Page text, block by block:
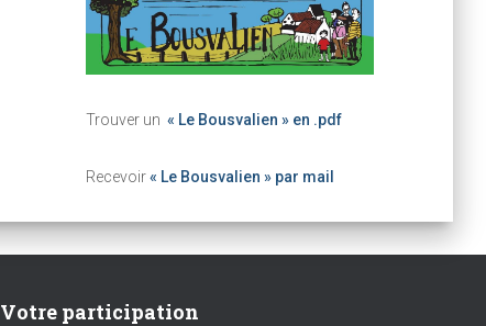
Trouver un « Le Bousvalien » en .pdf
Recevoir« Le Bousvalien » par mail
Votre participation